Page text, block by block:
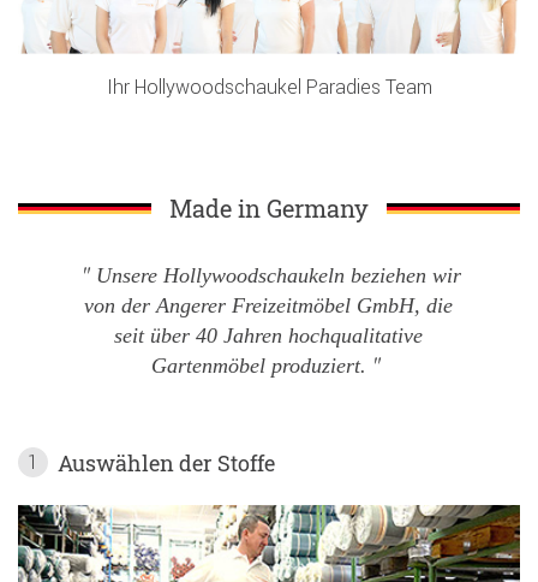
Ihr Hollywoodschaukel Paradies Team
Made in Germany
Unsere Hollywoodschaukeln beziehen wir
von der Angerer Freizeitmöbel GmbH, die
seit über 40 Jahren hochqualitative
Gartenmöbel produziert.
1 Auswählen der Stoffe